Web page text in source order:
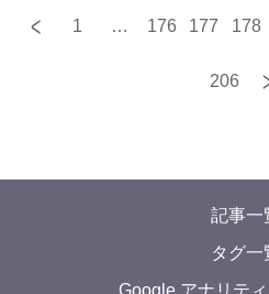
< 1 … 176 177 178
206
記事一
タグ一
Google アナリテ